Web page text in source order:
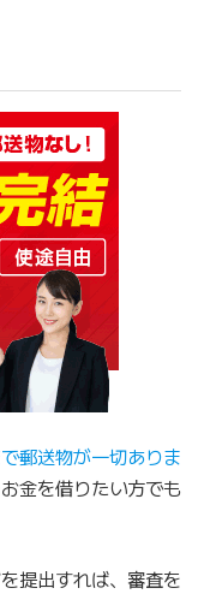
郵送物が一切ありま
金を借りたい方でも
提出すれば、審査を